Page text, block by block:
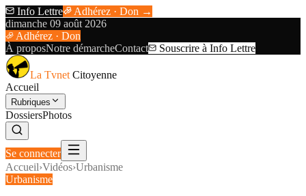
Info Lettre
Adhérez · Don →
dimanche 09 août 2026
Adhérez · Don
À proposNotre démarcheContact Souscrire à Info Lettre
La Tvnet Citoyenne
Accueil
Rubriques
DossiersPhotos
Se connecter
Accueil›Vidéos›Urbanisme
Urbanisme